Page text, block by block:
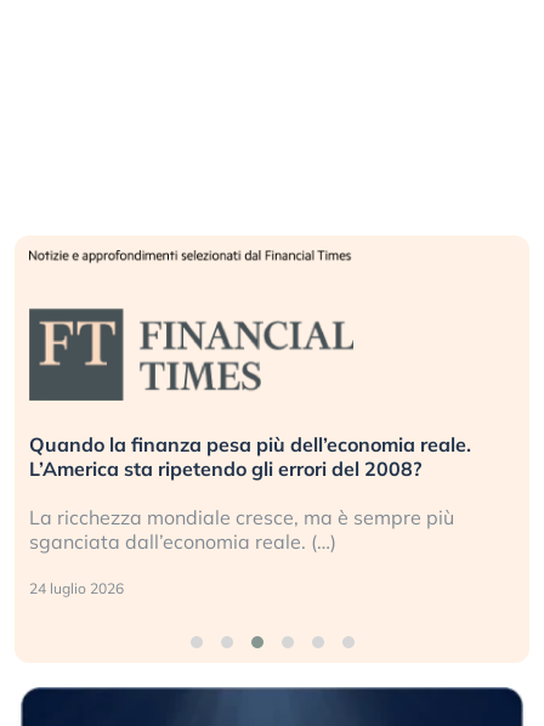
Quando la finanza pesa più dell’economia reale.
L’America sta ripetendo gli errori del 2008?
La ricchezza mondiale cresce, ma è sempre più
sganciata dall’economia reale. (…)
24 luglio 2026